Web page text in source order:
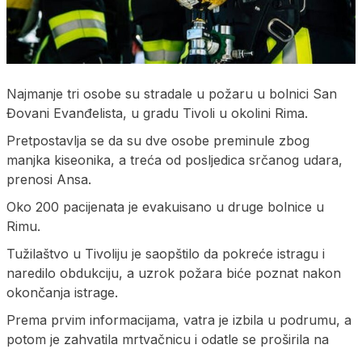
Najmanje tri osobe su stradale u požaru u bolnici San
Đovani Evanđelista, u gradu Tivoli u okolini Rima.
Pretpostavlja se da su dve osobe preminule zbog
manjka kiseonika, a treća od posljedica srčanog udara,
prenosi Ansa.
Oko 200 pacijenata je evakuisano u druge bolnice u
Rimu.
Tužilaštvo u Tivoliju je saopštilo da pokreće istragu i
naredilo obdukciju, a uzrok požara biće poznat nakon
okončanja istrage.
Prema prvim informacijama, vatra je izbila u podrumu, a
potom je zahvatila mrtvačnicu i odatle se proširila na